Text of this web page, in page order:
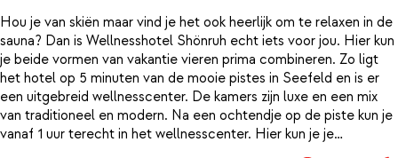
Hou je van skiën maar vind je het ook heerlijk om te relaxen in de
sauna? Dan is Wellnesshotel Shönruh echt iets voor jou. Hier kun
je beide vormen van vakantie vieren prima combineren. Zo ligt
het hotel op 5 minuten van de mooie pistes in Seefeld en is er
een uitgebreid wellnesscenter. De kamers zijn luxe en een mix
van traditioneel en modern. Na een ochtendje op de piste kun je
vanaf 1 uur terecht in het wellnesscenter. Hier kun je je